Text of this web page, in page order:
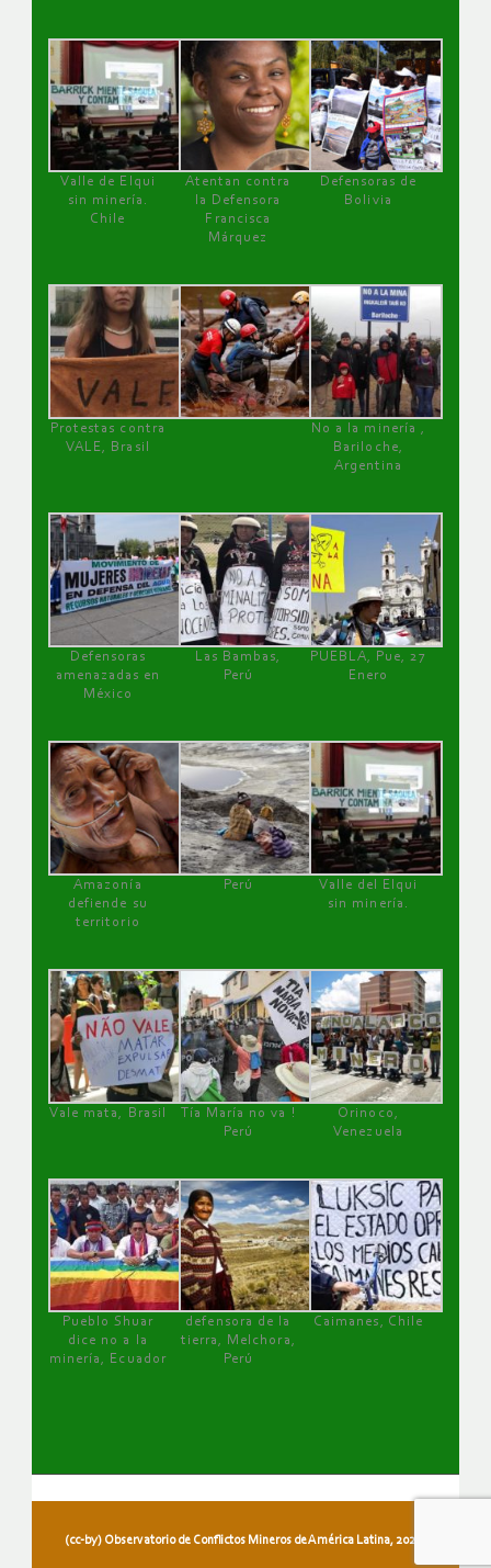
Valle de Elqui
sin minería.
Chile
Atentan contra
la Defensora
Francisca
Márquez
Defensoras de
Bolivia
Protestas contra
VALE, Brasil
No a la minería ,
Bariloche,
Argentina
Defensoras
amenazadas en
México
Las Bambas,
Perú
PUEBLA, Pue, 27
Enero
Amazonía
defiende su
territorio
Perú
Valle del Elqui
sin minería.
Vale mata, Brasil
Tía María no va !
Perú
Orinoco,
Venezuela
Pueblo Shuar
dice no a la
minería, Ecuador
defensora de la
tierra, Melchora,
Perú
Caimanes, Chile
(cc-by) Observatorio de Conflictos Mineros de América Latina, 2026